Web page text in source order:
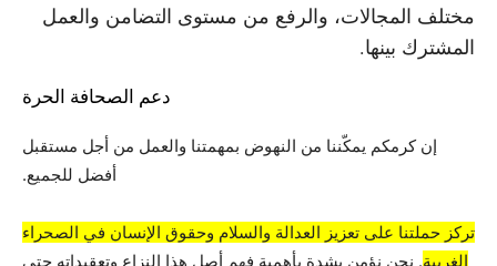
مختلف المجالات، والرفع من مستوى التضامن والعمل
المشترك بينها.
دعم الصحافة الحرة
إن كرمكم يمكّننا من النهوض بمهمتنا والعمل من أجل مستقبل
أفضل للجميع.
تركز حملتنا على تعزيز العدالة والسلام وحقوق الإنسان في الصحراء
الغربية. نحن نؤمن بشدة بأهمية فهم أصل هذا النزاع وتعقيداته حتى